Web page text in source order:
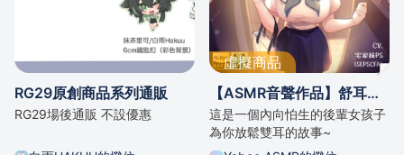
RG29原創商品系列通販
RG29場後通販 不設優惠
虛擬商品
【ASMR音聲作品】舒耳值日生【粵語音聲】
這是一個內向怕生的後輩女孩子
為你放鬆雙耳的故事~